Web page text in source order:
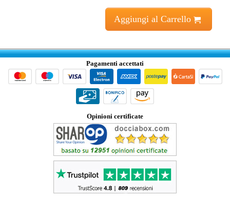
Aggiungi al Carrello
Pagamenti accettati
Opinioni certificate